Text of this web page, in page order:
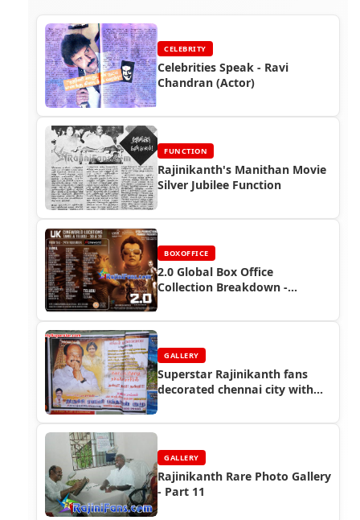
CELEBRITY
Celebrities Speak - Ravi
Chandran (Actor)
FUNCTION
Rajinikanth's Manithan Movie
Silver Jubilee Function
BOXOFFICE
2.0 Global Box Office
Collection Breakdown -
Success
GALLERY
Superstar Rajinikanth fans
decorated chennai city with
returns from Singapore (2011)
GALLERY
Rajinikanth Rare Photo Gallery
- Part 11